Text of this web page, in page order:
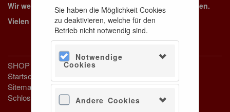
Sie haben die Möglichkeit Cookies
zu deaktivieren, welche für den
Betrieb nicht notwendig sind.
Notwendige
Cookies
Andere Cookies
Wir werden das Problem so schnell wie möglich beheben.
Vielen Dank für Ihr Verständnis.
SHOP
Startseite
Sitemap
Schloss Drachenburg
Impressum